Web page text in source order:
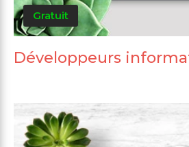
Gratuit
Développeurs